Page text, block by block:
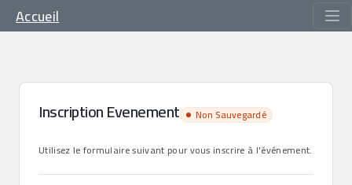
Accueil
Inscription Evenement
Non Sauvegardé
Utilisez le formulaire suivant pour vous inscrire à l'événement.